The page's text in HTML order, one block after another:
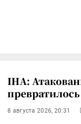
IHA:
8 августа 2026, 20:31